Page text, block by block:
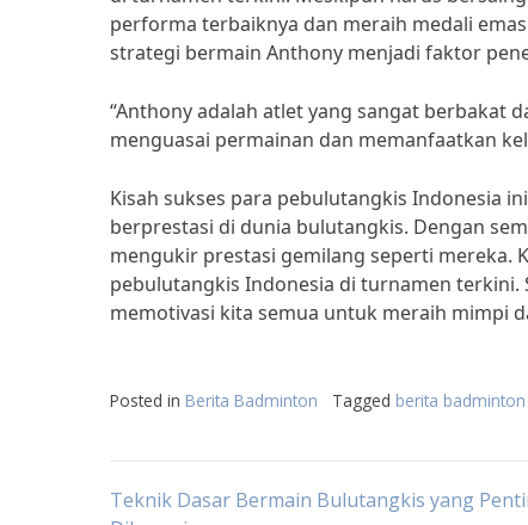
performa terbaiknya dan meraih medali
strategi bermain Anthony menjadi faktor
“Anthony adalah atlet yang sangat berbakat
menguasai permainan dan memanfaatkan
Kisah sukses para pebulutangkis Indonesia
berprestasi di dunia bulutangkis. Dengan
mengukir prestasi gemilang seperti mereka.
pebulutangkis Indonesia di turnamen
memotivasi kita semua untuk meraih mimpi
Posted in Berita Badminton Tagged berita
Post
Teknik Dasar Bermain Bulutangkis yang